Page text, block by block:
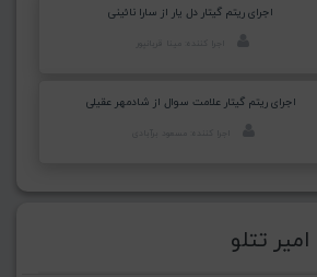
اجرای ریتم گیتار دل یار از سارا نائینی
اجرای ریتم گیتار علامت سوال از شادمهر عقیلی
تتلو